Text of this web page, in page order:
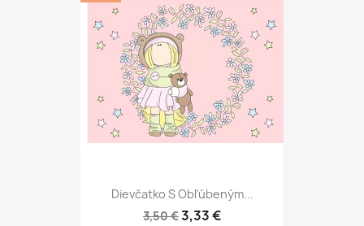
Dievčatko S Obľúbeným...
3,50 €3,33 €